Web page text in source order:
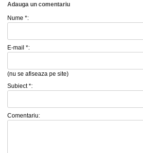
Adauga un comentariu
Nume *:
E-mail *:
(nu se afiseaza pe site)
Subiect *:
Comentariu: